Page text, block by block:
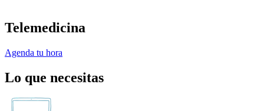
Telemedicina
Agenda tu hora
Lo que necesitas